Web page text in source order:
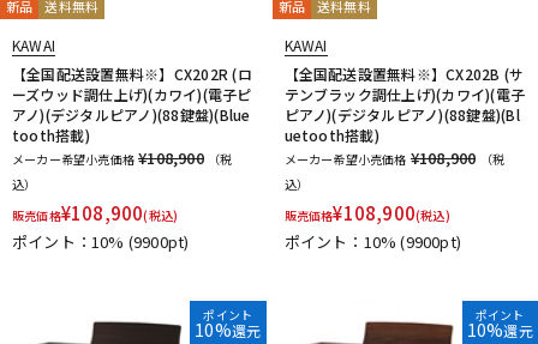
新品 送料無料
KAWAI
【全国配送設置無料※】CX202R (ロ
ーズウッド調仕上げ)(カワイ)(電子ピ
アノ)(デジタルピアノ)(88鍵盤)(Blue
tooth搭載)
メーカー希望小売価格 ¥108,900
（税
込）
販売価格¥108,900(税込)
ポイント：10% (9900pt)
新品 送料無料
KAWAI
【全国配送設置無料※】CX202B (サ
テンブラック調仕上げ)(カワイ)(電子
ピアノ)(デジタルピアノ)(88鍵盤)(Bl
uetooth搭載)
メーカー希望小売価格 ¥108,900
（税
込）
販売価格¥108,900(税込)
ポイント：10%(9900pt)
ポイント
10%還元
ポイント
10%還元